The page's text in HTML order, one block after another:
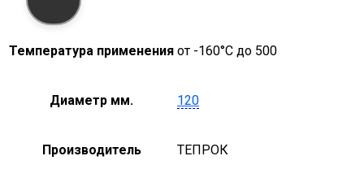
Температура применения от -160°С до 500
Диаметр мм. 120
Производитель ТЕПРОК